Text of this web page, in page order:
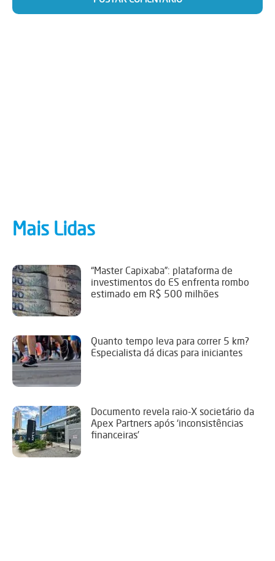
Mais Lidas
“Master Capixaba”: plataforma de
investimentos do ES enfrenta rombo
estimado em R$ 500 milhões
Quanto tempo leva para correr 5 km?
Especialista dá dicas para iniciantes
Documento revela raio-X societário da
Apex Partners após ‘inconsistências
financeiras’